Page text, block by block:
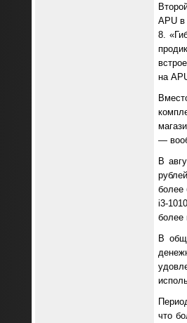
APU в
8.
на
—
В
более
i3-
более
В
что